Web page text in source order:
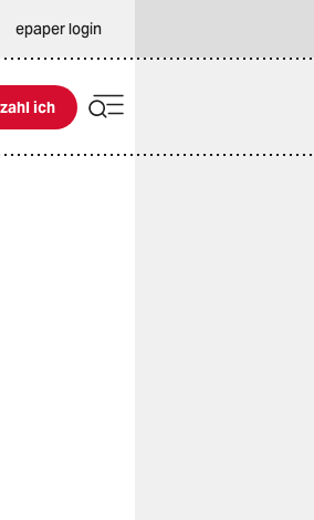
epaper login
ich